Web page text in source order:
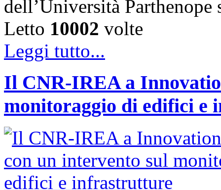
dell’Università
Letto 10002 volte
Leggi tutto...
Il CNR-IREA a
monitoraggio di edifici e